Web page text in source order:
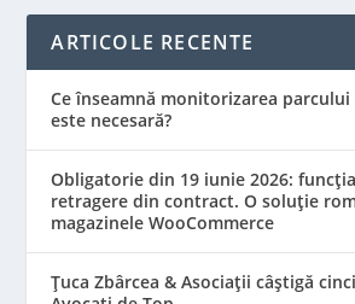
ARTICOLE RECENTE
Ce înseamnă monitorizarea
este necesară?
Obligatorie din 19 iunie 2026:
retragere din contract. O soluție
magazinele WooCommerce
Țuca Zbârcea & Asociații câștigă